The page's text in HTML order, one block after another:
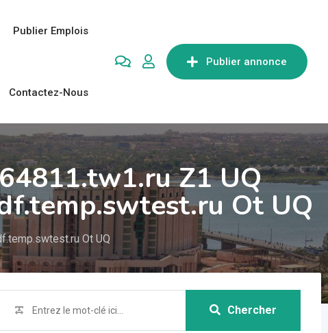
Publier annonce
Publier Emplois
Contactez-Nous
Z1 UQ
Ot UQ
Ot UQ
Chercher